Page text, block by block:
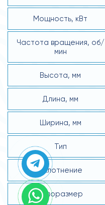
Мощность, кВт
Частота вращения, об/
мин
Высота, мм
Длина, мм
Ширина, мм
Тип
Уплотнение
Типоразмер